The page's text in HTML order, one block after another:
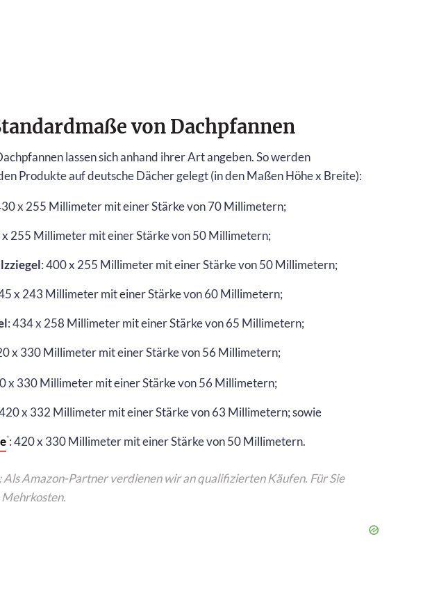
von Dachpfannen
lassen sich anhand ihrer Art angeben. So werden
Produkte auf deutsche Dächer gelegt (in den Maßen Höhe x Breite):
x 255 Millimeter mit einer Stärke von 70 Millimetern;
x 255 Millimeter mit einer Stärke von 50 Millimetern;
: 400 x 255 Millimeter mit einer Stärke von 50 Millimetern;
x 243 Millimeter mit einer Stärke von 60 Millimetern;
: 434 x 258 Millimeter mit einer Stärke von 65 Millimetern;
x 330 Millimeter mit einer Stärke von 56 Millimetern;
x 330 Millimeter mit einer Stärke von 56 Millimetern;
x 332 Millimeter mit einer Stärke von 63 Millimetern; sowie
*: 420 x 330 Millimeter mit einer Stärke von 50 Millimetern.
Amazon-Partner verdienen wir an qualifizierten Käufen. Für Sie